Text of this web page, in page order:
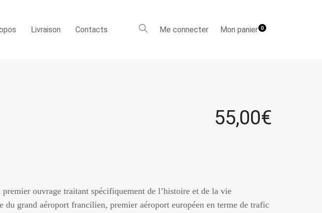
Livraison Contacts Me connecter Mon panier0
55,00€
premier ouvrage traitant spécifiquement de l’histoire et de la vie
du grand aéroport francilien, premier aéroport européen en terme de trafic